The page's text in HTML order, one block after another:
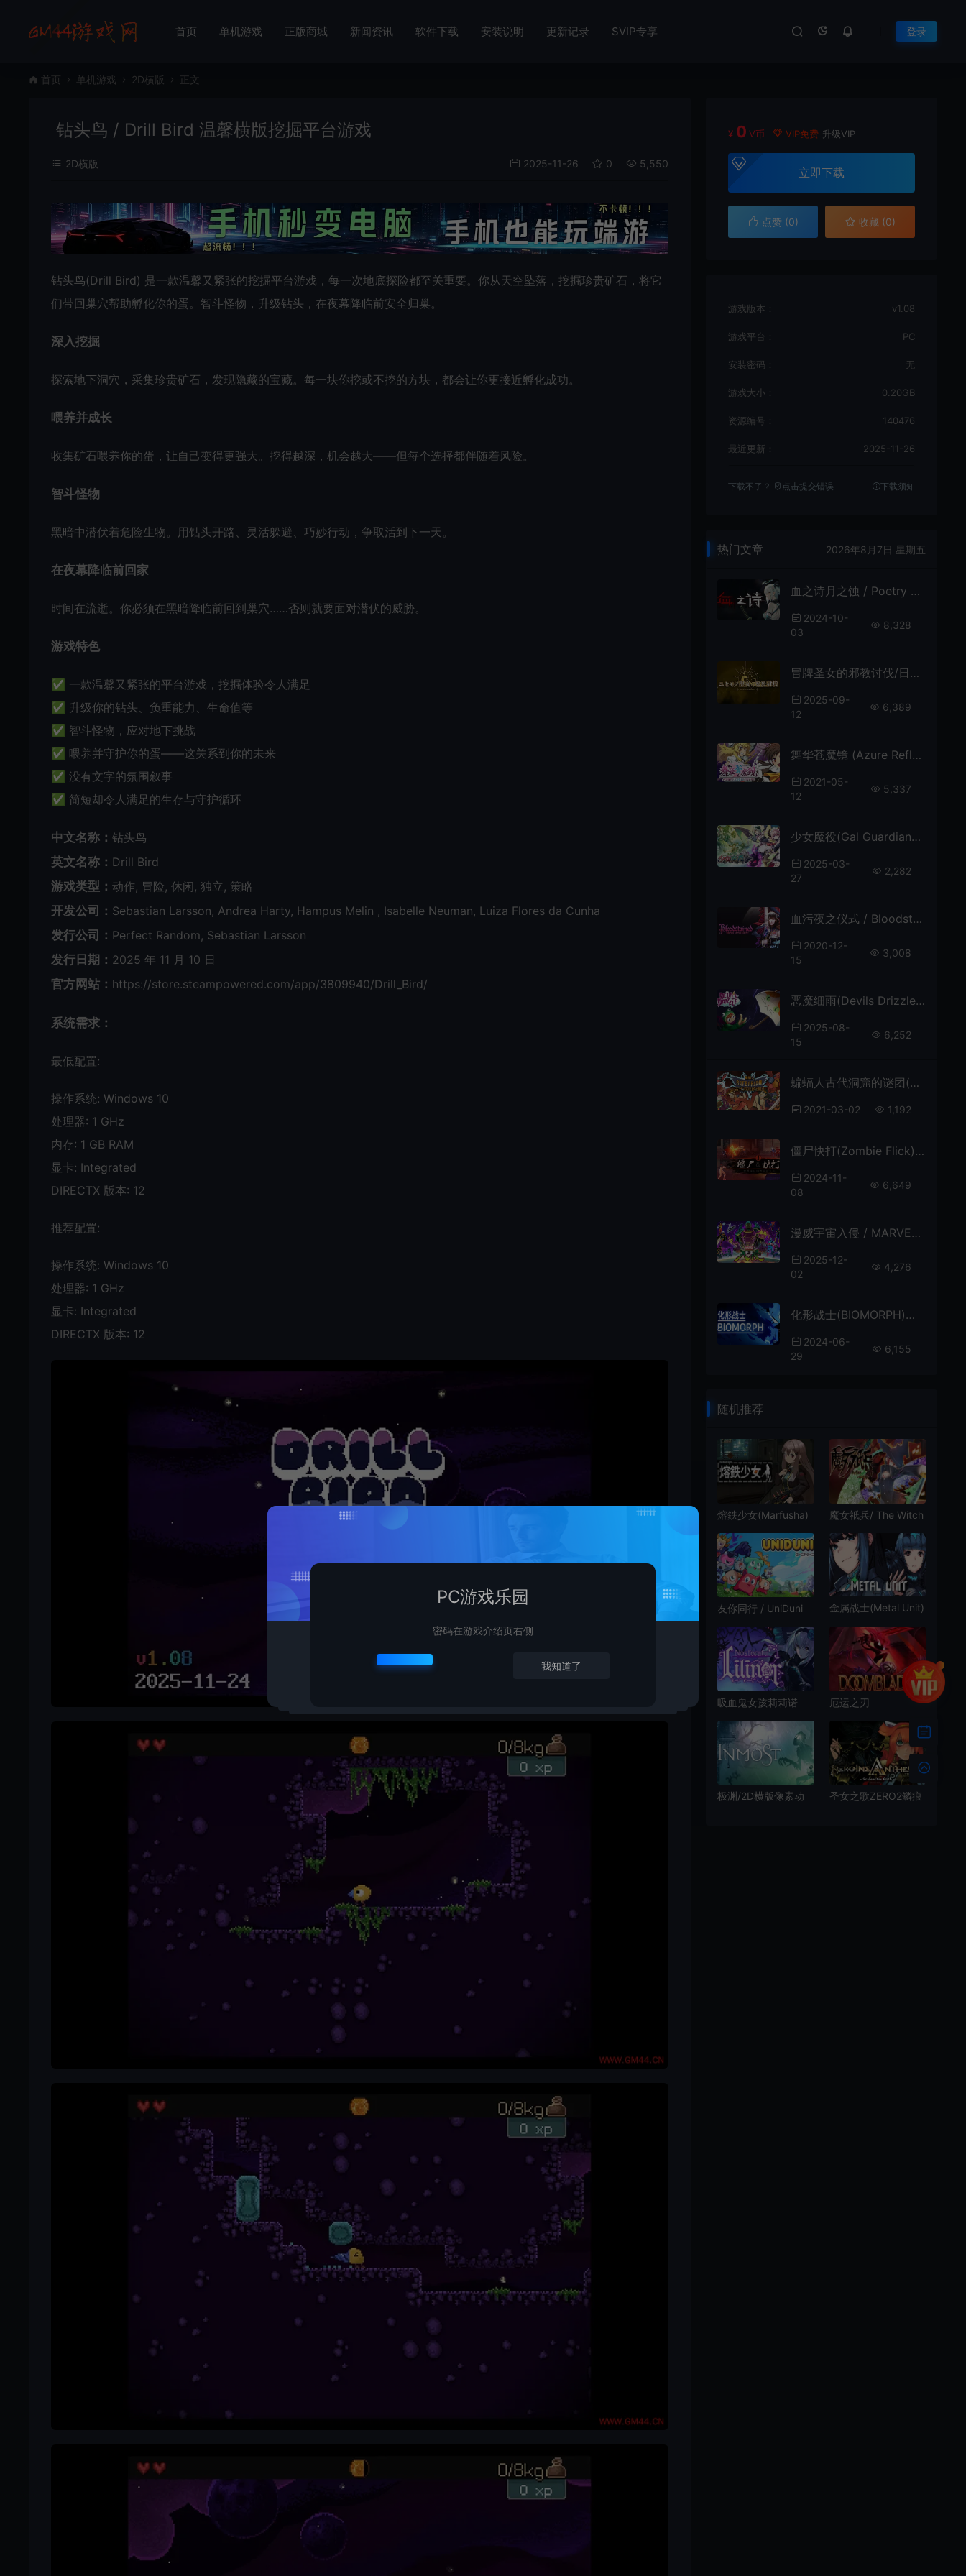
首页 单机游戏 正版商城 新闻资讯 软件下载 安装说明 更新记录 SVIP专享 登录
首页 单机游戏 2D横版 正文
钻头鸟 / Drill Bird 温馨横版挖掘平台游戏
2D横版 2025-11-26 0 5,550
钻头鸟(Drill Bird) 是一款温馨又紧张的挖掘平台游戏，每一次地底探险都至关重要。你从天空坠落，挖掘珍贵矿石，将它
们带回巢穴帮助孵化你的蛋。智斗怪物，升级钻头，在夜幕降临前安全归巢。
深入挖掘
探索地下洞穴，采集珍贵矿石，发现隐藏的宝藏。每一块你挖或不挖的方块，都会让你更接近孵化成功。
喂养并成长
收集矿石喂养你的蛋，让自己变得更强大。挖得越深，机会越大——但每个选择都伴随着风险。
智斗怪物
黑暗中潜伏着危险生物。用钻头开路、灵活躲避、巧妙行动，争取活到下一天。
在夜幕降临前回家
时间在流逝。你必须在黑暗降临前回到巢穴……否则就要面对潜伏的威胁。
游戏特色
✅ 一款温馨又紧张的平台游戏，挖掘体验令人满足
✅ 升级你的钻头、负重能力、生命值等
✅ 智斗怪物，应对地下挑战
✅ 喂养并守护你的蛋——这关系到你的未来
✅ 没有文字的氛围叙事
✅ 简短却令人满足的生存与守护循环
中文名称： 钻头鸟
英文名称： Drill Bird
游戏类型： 动作, 冒险, 休闲, 独立, 策略
开发公司： Sebastian Larsson, Andrea Harty, Hampus Melin , Isabelle Neuman, Luiza Flores da Cunha
发行公司： Perfect Random, Sebastian Larsson
发行日期： 2025 年 11 月 10 日
官方网站： https://store.steampowered.com/app/3809940/Drill_Bird/
系统需求：
最低配置:
操作系统: Windows 10
处理器: 1 GHz
内存: 1 GB RAM
显卡: Integrated
DIRECTX 版本: 12
推荐配置:
操作系统: Windows 10
处理器: 1 GHz
显卡: Integrated
DIRECTX 版本: 12
¥ 0 V币 VIP免费 升级VIP
立即下载
点赞 (0) 收藏 (0)
游戏版本： v1.08
游戏平台： PC
安装密码： 无
游戏大小： 0.20GB
资源编号： 140476
最近更新： 2025-11-26
下载不了？ 点击提交错误 下载须知
热门文章 2026年8月7日 星期五
血之诗月之蚀 / Poetry of Blood Eclipse 横版美少女肉鸽动作游戏
2024-10-
03
8,328
冒牌圣女的邪教讨伐/日式横版动作游戏 Ritual Summon 下载
2025-09-
12
6,389
舞华苍魔镜 (Azure Reflections) 简中|PC|横向卷轴弹幕射击游戏
2021-05-
12
5,337
少女魔役(Gal Guardians Servants of the Dark)2D横向卷轴动作游戏|下载
2025-03-
27
2,282
血污夜之仪式 / Bloodstained Ritual of the Night 横向卷轴动作RPG游戏
2020-12-
15
3,008
恶魔细雨(Devils Drizzle)2D平台动作冒险游戏|下载
2025-08-
15
6,252
蝙蝠人古代洞窟的谜团(Batbarian: Testament of the Primordials)简中|PC|像素风格恶魔城游戏
2021-03-02 1,192
僵尸快打(Zombie Flick)横版过关动作冒险游戏|单机|中文|ACT|免费下载
2024-11-
08
6,649
漫威宇宙入侵 / MARVEL Cosmic Invasion 清版闯关动作游戏
2025-12-
02
4,276
化形战士(BIOMORPH)魂系类银河恶魔城游戏|下载
2024-06-
29
6,155
随机推荐
熔鉄少女(Marfusha)
横版像素射击游戏
魔女祇兵/ The Witch
卷轴动作游戏
友你同行 / UniDuni
险游戏
金属战士(Metal Unit)
台游戏|下载
吸血鬼女孩莉莉诺
中|PC|ACT|复古关卡
解谜动作游戏
厄运之刃
中|PC|ACT|类银河恶
魔城2D动作游戏
极渊/2D横版像素动
圣女之歌ZERO2鳞痕
PC游戏乐园
密码在游戏介绍页右侧
我知道了